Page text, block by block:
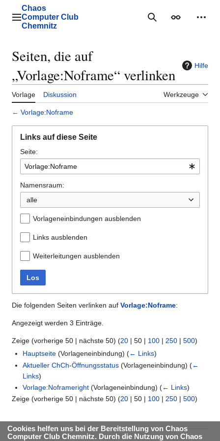
Inhalt
springenHauptmenü
Chaos
Computer Club
Chemnitz
Suche
Seiten, die auf
„Vorlage:Noframe“ verlinken
Hilfe
Vorlage Diskussion Werkzeuge
← Vorlage:Noframe
Links auf diese Seite
Seite:
Namensraum:
alle
Vorlageneinbindungen ausblenden
Links ausblenden
Weiterleitungen ausblenden
Los
Die folgenden Seiten verlinken auf Vorlage:Noframe:
Angezeigt werden 3 Einträge.
Zeige (vorherige 50 | nächste 50) (20 | 50 | 100 | 250 | 500)
Hauptseite (Vorlageneinbindung)(← Links)
Aktueller ChCh-Öffnungsstatus (Vorlageneinbindung)(←
Links)
Vorlage:Noframeright (Vorlageneinbindung)(← Links)
Zeige (vorherige 50 | nächste 50) (20 | 50 | 100 | 250 | 500)
Cookies helfen uns bei der Bereitstellung von Chaos
Computer Club Chemnitz. Durch die Nutzung von Chaos